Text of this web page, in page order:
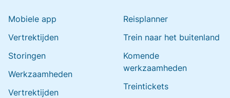
Mobiele app
Vertrektijden
Storingen
Werkzaamheden
Vertrektijden
Reisplanner
Trein naar het buitenland
Komende
werkzaamheden
Treintickets